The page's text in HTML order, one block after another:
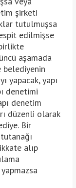
şirketi
tutulmuşsa
edilmişse
aşamada
belediyenin
yapacak, yapı
denetimi
denetim
düzenli olarak
Bir
alıp